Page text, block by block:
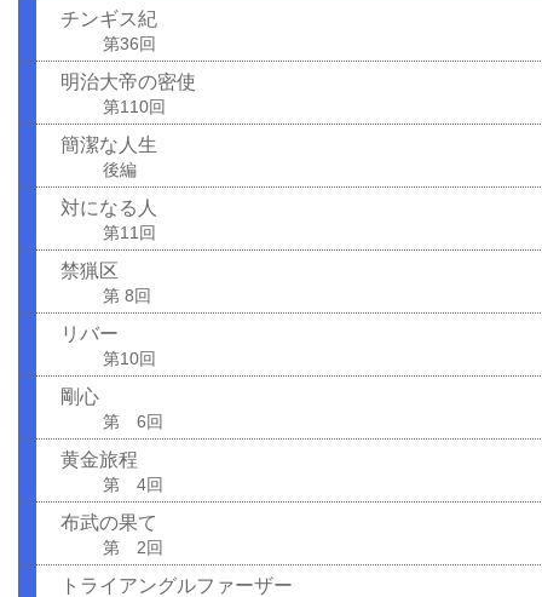
チンギス紀
第36回
明治大帝の密使
第110回
簡潔な人生
後編
対になる人
第11回
禁猟区
第 8回
リバー
第10回
剛心
第 6回
黄金旅程
第 4回
布武の果て
第 2回
トライアングルファーザー